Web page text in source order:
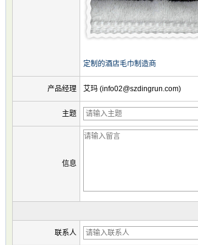
定制的酒店毛巾制造商
产品经理 艾玛 (info02@szdingrun.com)
主题
信息
联系人